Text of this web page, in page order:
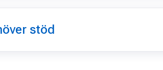
stöd